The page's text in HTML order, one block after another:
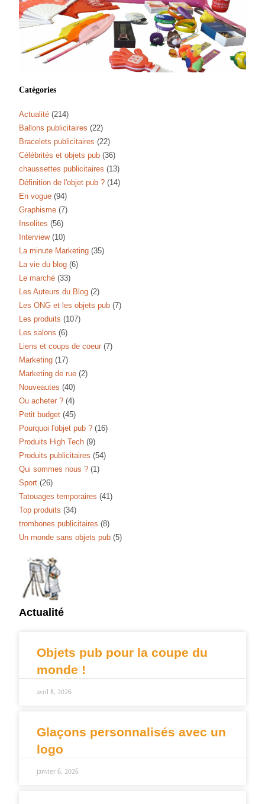
Catégories
Actualité (214)
Ballons publicitaires (22)
Bracelets publicitaires (22)
Célébrités et objets pub (36)
chaussettes publicitaires (13)
Définition de l'objet pub ? (14)
En vogue (94)
Graphisme (7)
Insolites (56)
Interview (10)
La minute Marketing (35)
La vie du blog (6)
Le marché (33)
Les Auteurs du Blog (2)
Les ONG et les objets pub (7)
Les produits (107)
Les salons (6)
Liens et coups de coeur (7)
Marketing (17)
Marketing de rue (2)
Nouveautes (40)
Ou acheter ? (4)
Petit budget (45)
Pourquoi l'objet pub ? (16)
Produits High Tech (9)
Produits publicitaires (54)
Qui sommes nous ? (1)
Sport (26)
Tatouages temporaires (41)
Top produits (34)
trombones publicitaires (8)
Un monde sans objets pub (5)
Actualité
Objets pub pour la coupe du
monde !
avril 8, 2026
Glaçons personnalisés avec un
logo
janvier 6, 2026